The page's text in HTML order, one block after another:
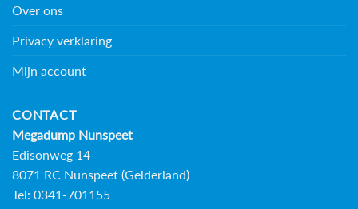
Over ons
Privacy verklaring
Mijn account
CONTACT
Megadump Nunspeet
Edisonweg 14
8071 RC Nunspeet (Gelderland)
Tel: 0341-701155